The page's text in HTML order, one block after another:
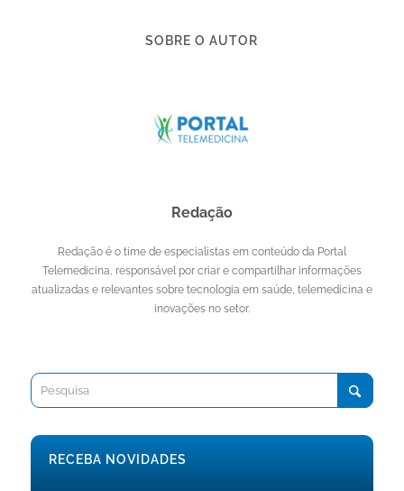
SOBRE O AUTOR
Redação
Redação é o time de especialistas em conteúdo da Portal
Telemedicina, responsável por criar e compartilhar informações
atualizadas e relevantes sobre tecnologia em saúde, telemedicina e
inovações no setor.
RECEBA NOVIDADES